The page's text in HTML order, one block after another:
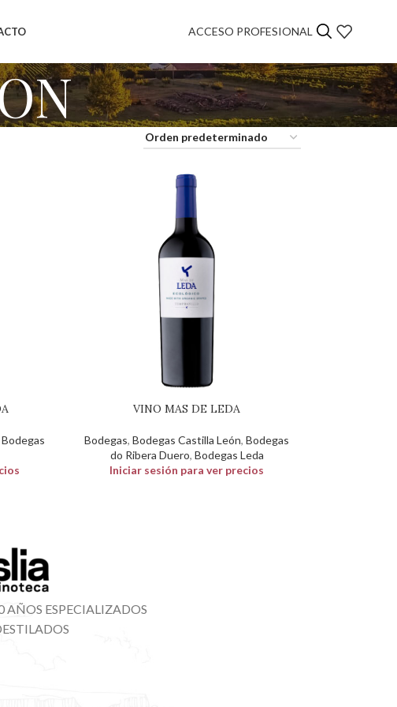
ACCESO PROFESIONAL
Bodegas
VINO MAS DE LEDA
Bodegas,Bodegas Castilla León,Bodegas
do Ribera Duero, Bodegas Leda
Iniciar sesión para ver precios
ESPECIALIZADOS